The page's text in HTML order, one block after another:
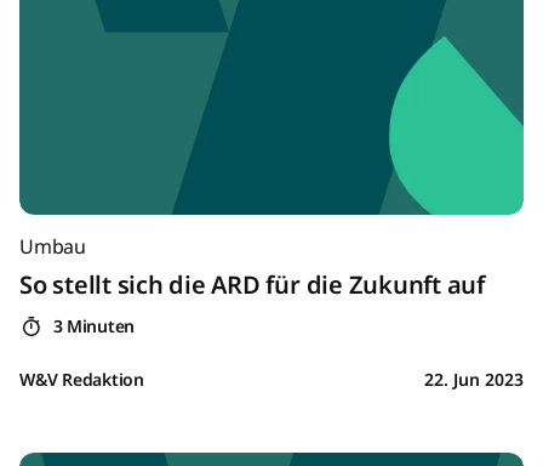
Umbau
So stellt sich die ARD für die Zukunft auf
3 Minuten
W&V Redaktion 22. Jun 2023